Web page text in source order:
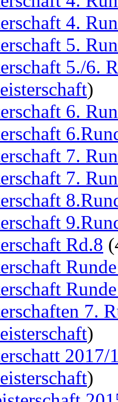
4.
5.
5./6.
)
6.
7.
7.
Rd.8
7.
)
2017/
)